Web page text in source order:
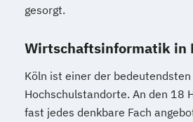
gesorgt.
Wirtschaftsinformatik in
Köln ist einer der
Hochschulstandorte. An den 18
fast jedes denkbare Fach